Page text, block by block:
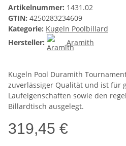
Artikelnummer: 1431.02
GTIN: 4250283234609
Kategorie: Kugeln Poolbillard
Hersteller:
Aramith
Kugeln Pool Duramith
zuverlässiger Qualität und ist für
Laufeigenschaften sowie den
Billardtisch ausgelegt.
319,45 €